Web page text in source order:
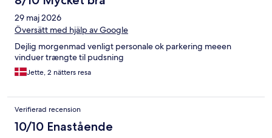
29 maj 2026
Översätt med hjälp av Google
Dejlig morgenmad venligt personale ok parkering meeen
vinduer trængte til pudsning
Jette, 2 nätters resa
Verifierad recension
10/10 Enastående